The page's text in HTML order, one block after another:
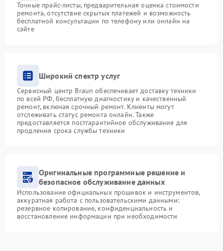
Точные прайс-листы, предварительная оценка стоимости
ремонта, отсутствие скрытых платежей и возможность
бесплатной консультации по телефону или онлайн на
сайте
Широкий спектр услуг
Сервисный центр Braun обеспечивает доставку техники
по всей РФ, бесплатную диагностику и качественный
ремонт, включая срочный ремонт. Клиенты могут
отслеживать статус ремонта онлайн. Также
предоставляется постгарантийное обслуживание для
продления срока службы техники
Оригинальные программные решение и
безопасное обслуживание данных
Использование официальных прошивок и инструментов,
аккуратная работа с пользовательскими данными:
резервное копирование, конфиденциальность и
восстановление информации при необходимости